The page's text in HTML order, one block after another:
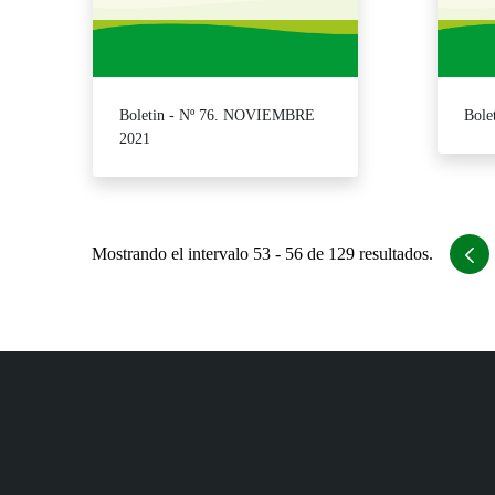
Boletin - Nº 76. NOVIEMBRE
2021
Mostrando el intervalo 53 - 56 de 129 resultados.